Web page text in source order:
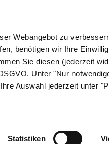
Webangebot zu
benötigen wir Ihre
Sie diesen (jederzeit
Unter "Nur
Auswahl jederzeit unter
Statistiken
Eltern & Kind